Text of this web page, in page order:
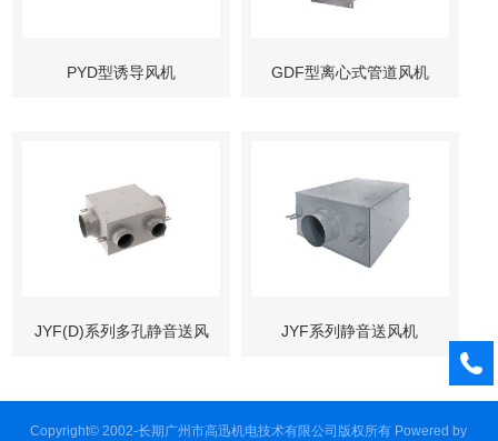
PYD型诱导风机 GDF型离心式管道风机
JYF(D)系列多孔静音送风 JYF系列静音送风机
Copyright© 2002-长期广州市高迅机电技术有限公司版权所有 Powered by